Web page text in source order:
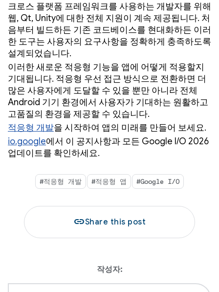
크로스 플랫폼 프레임워크를 사용하는 개발자를 위해
웹, Qt, Unity에 대한 전체 지원이 계속 제공됩니다. 처
음부터 빌드하든 기존 코드베이스를 현대화하든 이러
한 도구는 사용자의 요구사항을 정확하게 충족하도록
설계되었습니다.
이러한 새로운 적응형 기능을 앱에 어떻게 적용할지
기대됩니다. 적응형 우선 접근 방식으로 전환하면 더
많은 사용자에게 도달할 수 있을 뿐만 아니라 전체
Android 기기 환경에서 사용자가 기대하는 원활하고
고품질의 환경을 제공할 수 있습니다.
적응형 개발을 시작하여 앱의 미래를 만들어 보세요.
io.google에서 이 공지사항과 모든 Google I/O 2026
업데이트를 확인하세요.
#적응형 개발 #적응형 앱 #Google I/O
linkShare this post
작성자: